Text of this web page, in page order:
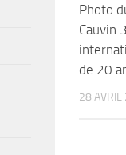
Photo
Cauvin
de 20
28 AVRIL